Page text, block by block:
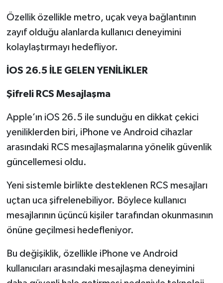
Özellik özellikle metro, uçak veya bağlantının
zayıf olduğu alanlarda kullanıcı deneyimini
kolaylaştırmayı hedefliyor.
İOS 26.5 İLE GELEN YENİLİKLER
Şifreli RCS Mesajlaşma
Apple’ın iOS 26.5 ile sunduğu en dikkat çekici
yeniliklerden biri, iPhone ve Android cihazlar
arasındaki RCS mesajlaşmalarına yönelik güvenlik
güncellemesi oldu.
Yeni sistemle birlikte desteklenen RCS mesajları
uçtan uca şifrelenebiliyor. Böylece kullanıcı
mesajlarının üçüncü kişiler tarafından okunmasının
önüne geçilmesi hedefleniyor.
Bu değişiklik, özellikle iPhone ve Android
kullanıcıları arasındaki mesajlaşma deneyimini